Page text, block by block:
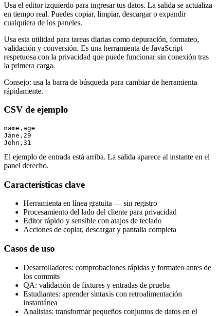
Usa el editor izquierdo para ingresar tus datos. La salida se actualiza
en tiempo real. Puedes copiar, limpiar, descargar o expandir
cualquiera de los paneles.
Usa esta utilidad para tareas diarias como depuración, formateo,
validación y conversión. Es una herramienta de JavaScript
respetuosa con la privacidad que puede funcionar sin conexión tras
la primera carga.
Consejo: usa la barra de búsqueda para cambiar de herramienta
rápidamente.
CSV de ejemplo
name,age
Jane,29
John,31
El ejemplo de entrada está arriba. La salida aparece al instante en el
panel derecho.
Características clave
Herramienta en línea gratuita — sin registro
Procesamiento del lado del cliente para privacidad
Editor rápido y sensible con atajos de teclado
Acciones de copiar, descargar y pantalla completa
Casos de uso
Desarrolladores: comprobaciones rápidas y formateo antes de
los commits
QA: validación de fixtures y entradas de prueba
Estudiantes: aprender sintaxis con retroalimentación
instantánea
Analistas: transformar pequeños conjuntos de datos en el